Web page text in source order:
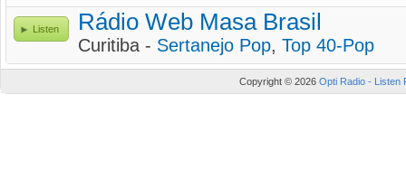
Listen Rádio Web Masa Brasil
Curitiba - Sertanejo Pop, Top 40-Pop
Copyright © 2026 Opti Radio - Listen